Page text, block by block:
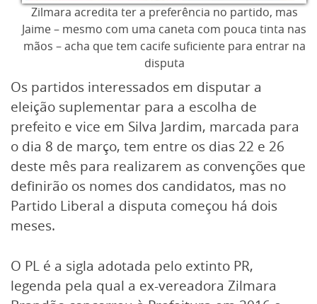
Zilmara acredita ter a preferência no partido, mas
Jaime – mesmo com uma caneta com pouca tinta nas
mãos – acha que tem cacife suficiente para entrar na
disputa
Os partidos interessados em disputar a
eleição suplementar para a escolha de
prefeito e vice em Silva Jardim, marcada para
o dia 8 de março, tem entre os dias 22 e 26
deste mês para realizarem as convenções que
definirão os nomes dos candidatos, mas no
Partido Liberal a disputa começou há dois
meses.
O PL é a sigla adotada pelo extinto PR,
legenda pela qual a ex-vereadora Zilmara